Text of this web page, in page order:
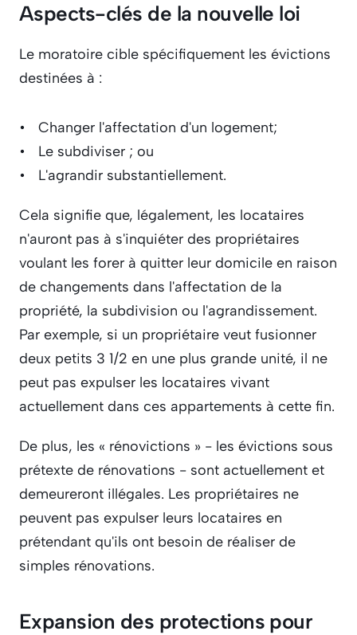
Aspects-clés de la nouvelle loi
Le moratoire cible spécifiquement les évictions
destinées à :
Changer l'affectation d'un logement;
Le subdiviser ; ou
L'agrandir substantiellement.
Cela signifie que, légalement, les locataires
n'auront pas à s'inquiéter des propriétaires
voulant les forer à quitter leur domicile en raison
de changements dans l'affectation de la
propriété, la subdivision ou l'agrandissement.
Par exemple, si un propriétaire veut fusionner
deux petits 3 1/2 en une plus grande unité, il ne
peut pas expulser les locataires vivant
actuellement dans ces appartements à cette fin.
De plus, les « rénovictions » - les évictions sous
prétexte de rénovations - sont actuellement et
demeureront illégales. Les propriétaires ne
peuvent pas expulser leurs locataires en
prétendant qu'ils ont besoin de réaliser de
simples rénovations.
Expansion des protections pour